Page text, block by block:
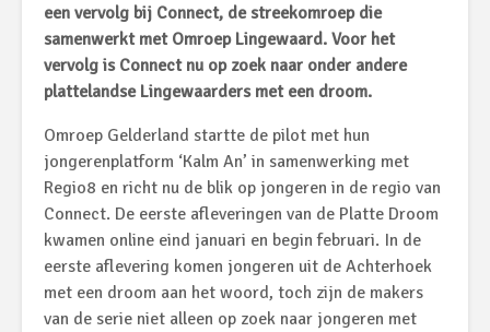
een vervolg bij Connect, de streekomroep die
samenwerkt met Omroep Lingewaard. Voor het
vervolg is Connect nu op zoek naar onder andere
plattelandse Lingewaarders met een droom.
Omroep Gelderland startte de pilot met hun
jongerenplatform ‘Kalm An’ in samenwerking met
Regio8 en richt nu de blik op jongeren in de regio van
Connect. De eerste afleveringen van de Platte Droom
kwamen online eind januari en begin februari. In de
eerste aflevering komen jongeren uit de Achterhoek
met een droom aan het woord, toch zijn de makers
van de serie niet alleen op zoek naar jongeren met